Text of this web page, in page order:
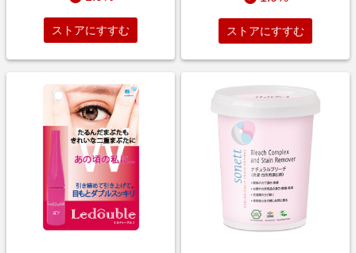
ストアにすすむ ストアにすすむ